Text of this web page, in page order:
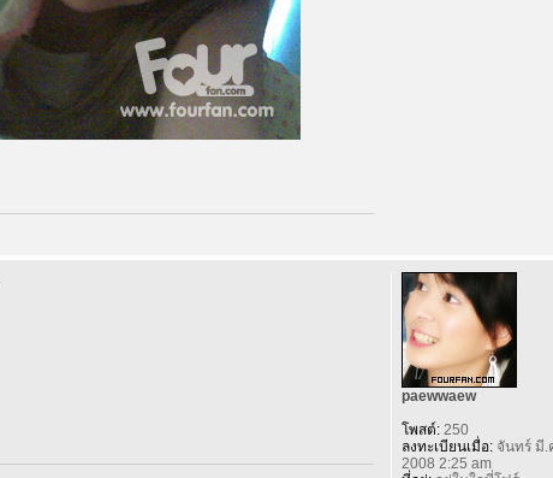
paewwaew
โพสต์:250
ลงทะเบียนเมื่อ:จันทร์ มี.
2008 2:25 am